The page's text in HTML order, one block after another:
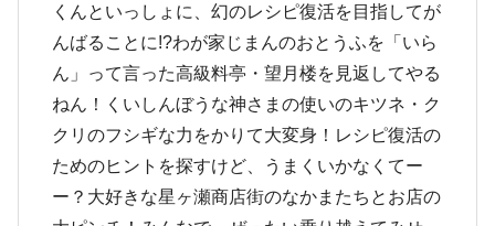
くんといっしょに、幻のレシピ復活を目指してが
んばることに!?わが家じまんのおとうふを「いら
ん」って言った高級料亭・望月楼を見返してやる
ねん！くいしんぼうな神さまの使いのキツネ・ク
クリのフシギな力をかりて大変身！レシピ復活の
ためのヒントを探すけど、うまくいかなくてー
ー？大好きな星ヶ瀬商店街のなかまたちとお店の